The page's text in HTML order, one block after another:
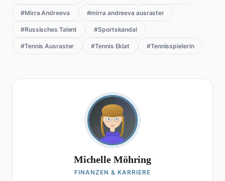
#Mirra Andreeva #mirra andreeva ausraster
#Russisches Talent #Sportskandal
#Tennis Ausraster #Tennis Eklat #Tennisspielerin
Michelle Möhring
FINANZEN & KARRIERE